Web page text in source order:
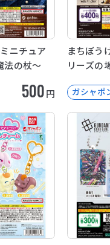
ニチュア
法の杖～
500円
まちぼう
リーズの
ガシャポ